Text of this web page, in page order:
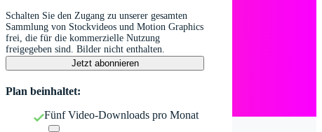
Schalten Sie den Zugang zu unserer gesamten
Sammlung von Stockvideos und Motion Graphics
frei, die für die kommerzielle Nutzung
freigegeben sind. Bilder nicht enthalten.
Jetzt abonnieren
Plan beinhaltet:
Fünf Video-Downloads pro Monat